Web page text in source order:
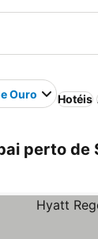
Ouro Hotéis
perto de